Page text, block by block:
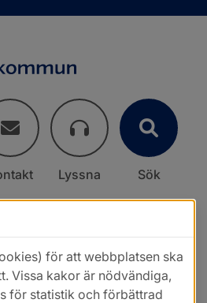
Lyssna Sök
för att webbplatsen ska
Vissa kakor är nödvändiga,
för statistik och förbättrad